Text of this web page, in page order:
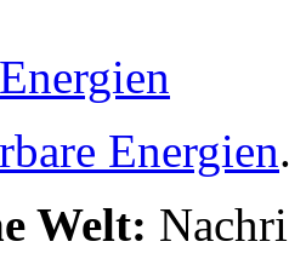
Energien
Welt: